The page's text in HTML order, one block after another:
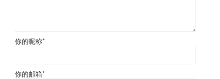
你的昵称*
你的邮箱*